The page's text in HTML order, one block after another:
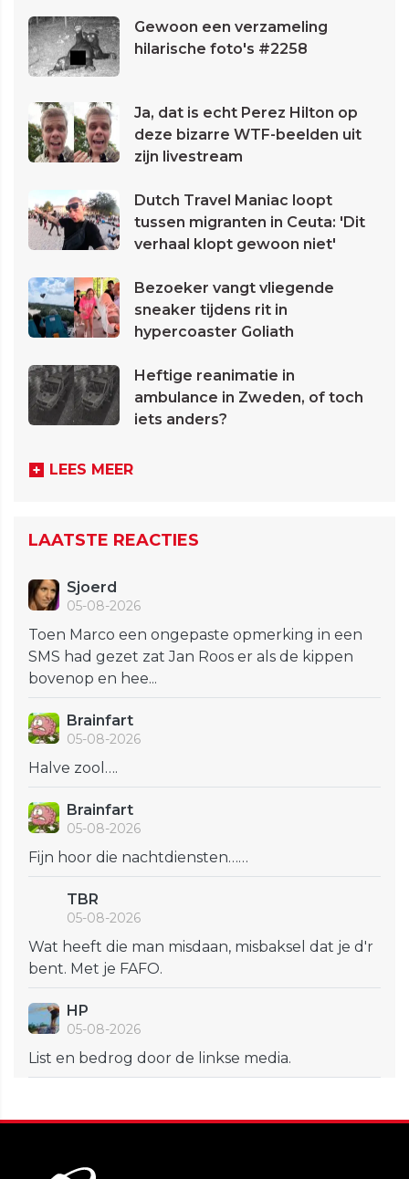
Gewoon een verzameling
hilarische foto's #2258
Ja, dat is echt Perez Hilton op
deze bizarre WTF-beelden uit
zijn livestream
Dutch Travel Maniac loopt
tussen migranten in Ceuta: 'Dit
verhaal klopt gewoon niet'
Bezoeker vangt vliegende
sneaker tijdens rit in
hypercoaster Goliath
Heftige reanimatie in
ambulance in Zweden, of toch
iets anders?
LEES MEER
LAATSTE REACTIES
Sjoerd
05-08-2026
Toen Marco een ongepaste opmerking in een
SMS had gezet zat Jan Roos er als de kippen
bovenop en hee...
Brainfart
05-08-2026
Halve zool….
Brainfart
05-08-2026
Fijn hoor die nachtdiensten……
TBR
05-08-2026
Wat heeft die man misdaan, misbaksel dat je d'r
bent. Met je FAFO.
HP
05-08-2026
List en bedrog door de linkse media.